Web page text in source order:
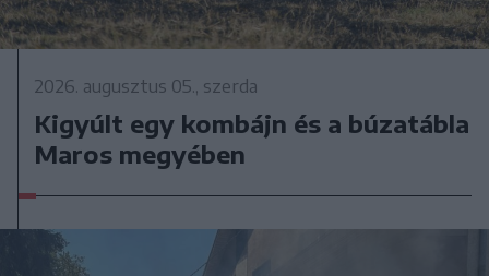
2026. augusztus 05., szerda
Kigyúlt egy kombájn és a búzatábla
Maros megyében